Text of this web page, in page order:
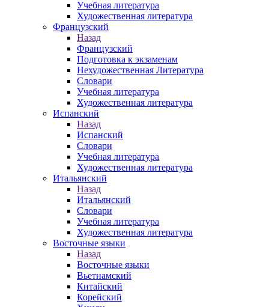
Учебная литература
Художественная литература
Французский
Назад
Французский
Подготовка к экзаменам
Нехудожественная Литература
Словари
Учебная литература
Художественная литература
Испанский
Назад
Испанский
Словари
Учебная литература
Художественная литература
Итальянский
Назад
Итальянский
Словари
Учебная литература
Художественная литература
Восточные языки
Назад
Восточные языки
Вьетнамский
Китайский
Корейский